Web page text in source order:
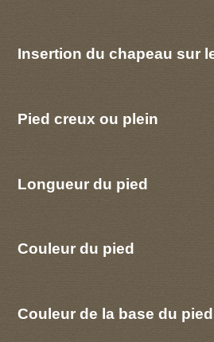
Insertion du chapeau sur
Pied creux ou plein
Longueur du pied
Couleur du pied
Couleur de la base du pied